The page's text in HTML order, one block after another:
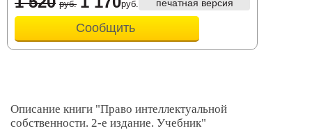
руб. руб. печатная версия
Сообщить
Описание книги "Право интеллектуальной
собственности. 2-е издание. Учебник"